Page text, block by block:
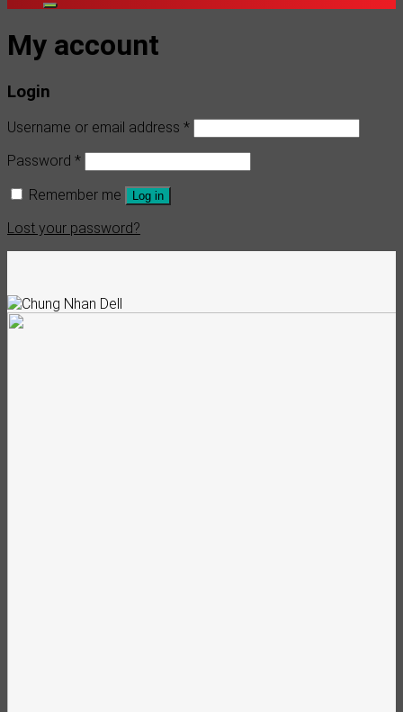
My account
Login
Username or email address *
Password *
Remember me
Log in
Lost your password?